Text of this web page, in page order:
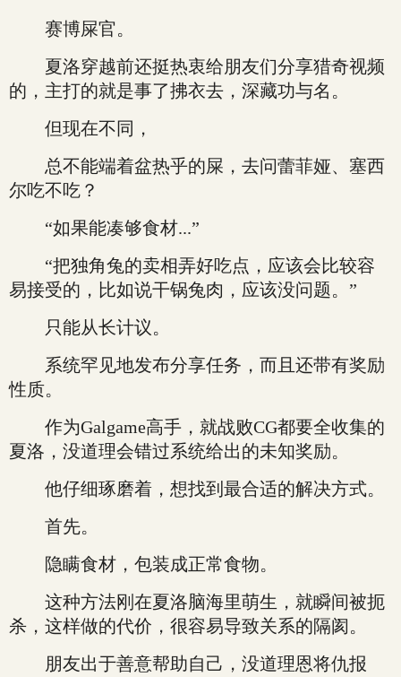
赛博屎官。
夏洛穿越前还挺热衷给朋友们分享猎奇视频
的，主打的就是事了拂衣去，深藏功与名。
但现在不同，
总不能端着盆热乎的屎，去问蕾菲娅、塞西
尔吃不吃？
“如果能凑够食材...”
“把独角兔的卖相弄好吃点，应该会比较容
易接受的，比如说干锅兔肉，应该没问题。”
只能从长计议。
系统罕见地发布分享任务，而且还带有奖励
性质。
作为Galgame高手，就战败CG都要全收集的
夏洛，没道理会错过系统给出的未知奖励。
他仔细琢磨着，想找到最合适的解决方式。
首先。
隐瞒食材，包装成正常食物。
这种方法刚在夏洛脑海里萌生，就瞬间被扼
杀，这样做的代价，很容易导致关系的隔阂。
朋友出于善意帮助自己，没道理恩将仇报